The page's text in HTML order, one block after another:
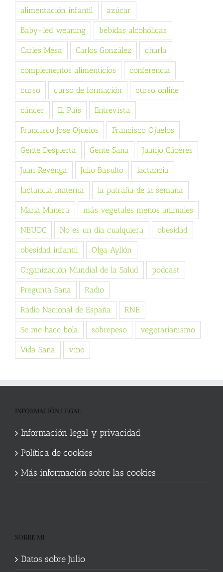
alimentación infantil azúcar
Baby-led weaning bebidas alcohólicas
Carles Mesa Carlos González charla
complementos alimenticios conferencia
curso curso de formación curso online
cáncer El País Entrevista
Francisco José Ojuelos Francisco Ojuelos
Gente Despierta Gente Sana Juanjo Cáceres
Juan Revenga Julio Basulto lactancia
lactancia materna la patraña de la semana
Maria Manera más vegetales menos animales
NEUDC No es un día cualquiera obesidad
obesidad infantil Olga Ayllón
Organización Mundial de la Salud podcast
Pregunta Sana Radio
Radio Nacional de España RNE
Se me hace bola sobrepeso vegetarianismo
Vida Sana vino
INFORMACIÓN LEGAL
Información legal y privacidad
Política de cookies
Más información sobre las cookies
SOBRE MI
Datos sobre Julio